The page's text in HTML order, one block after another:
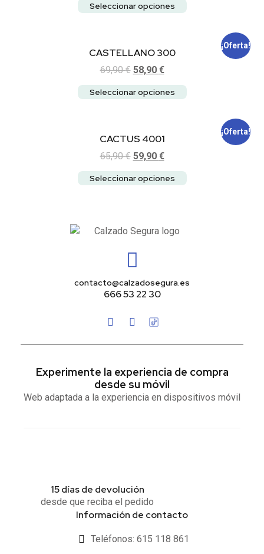
Seleccionar opciones
¡Oferta!
CASTELLANO 300
69,90€ 58,90 €
Seleccionar opciones
¡Oferta!
CACTUS 4001
65,90€ 59,90 €
Seleccionar opciones
contacto@calzadosegura.es
666 53 22 30
Experimente la experiencia de compra
desde su móvil
Web adaptada a la experiencia en dispositivos móvil
15 días de devolución
desde que reciba el pedido
Información de contacto
Teléfonos: 615 118 861